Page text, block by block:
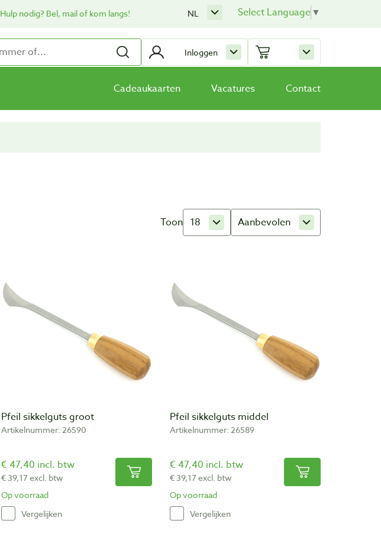
Hulp nodig? Bel, mail of kom langs! Select Language▼
NL
Inloggen
Cadeaukaarten Vacatures Contact
Toon 18 Aanbevolen
Pfeil sikkelguts groot
Artikelnummer: 26590
€ 47,40 incl. btw
€ 39,17 excl. btw
Op voorraad
Vergelijken
Pfeil sikkelguts middel
Artikelnummer: 26589
€ 47,40 incl. btw
€ 39,17 excl. btw
Op voorraad
Vergelijken